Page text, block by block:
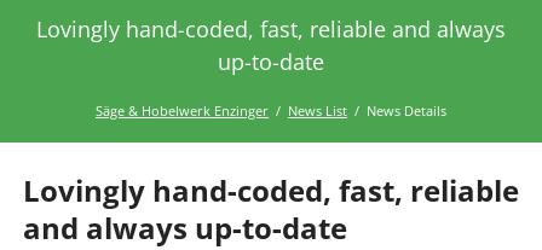
Lovingly hand-coded, fast, reliable and always
up-to-date
Säge & Hobelwerk Enzinger News List News Details
Lovingly hand-coded, fast, reliable
and always up-to-date